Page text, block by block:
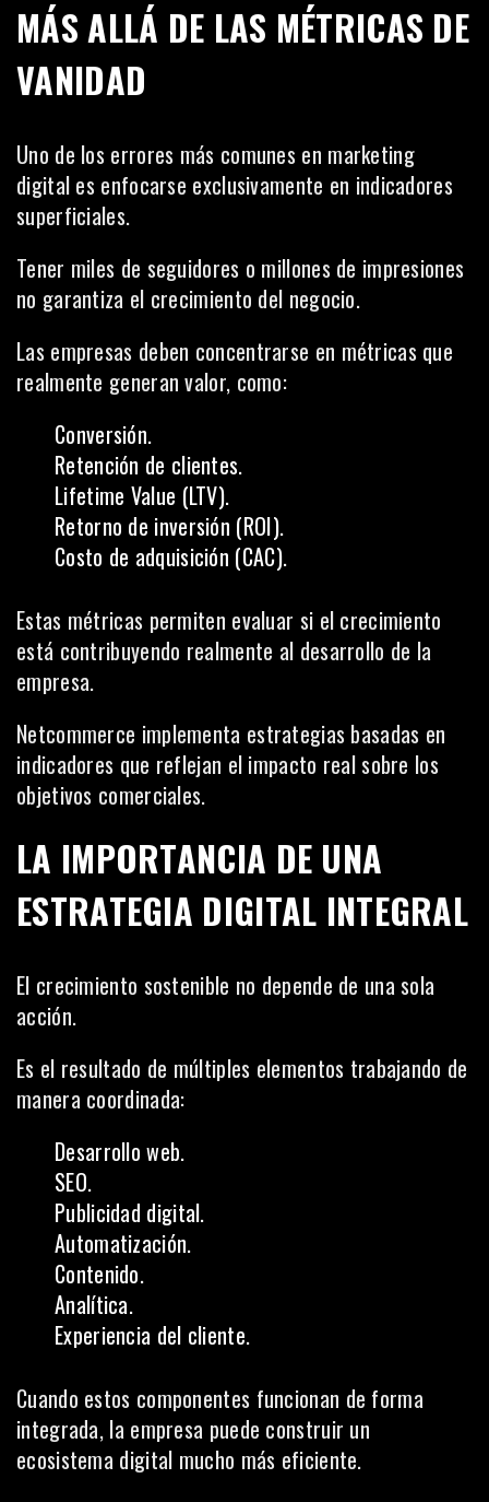
MÁS ALLÁ DE LAS MÉTRICAS DE
VANIDAD
Uno de los errores más comunes en marketing
digital es enfocarse exclusivamente en indicadores
superficiales.
Tener miles de seguidores o millones de impresiones
no garantiza el crecimiento del negocio.
Las empresas deben concentrarse en métricas que
realmente generan valor, como:
Conversión.
Retención de clientes.
Lifetime Value (LTV).
Retorno de inversión (ROI).
Costo de adquisición (CAC).
Estas métricas permiten evaluar si el crecimiento
está contribuyendo realmente al desarrollo de la
empresa.
Netcommerce implementa estrategias basadas en
indicadores que reflejan el impacto real sobre los
objetivos comerciales.
LA IMPORTANCIA DE UNA
ESTRATEGIA DIGITAL INTEGRAL
El crecimiento sostenible no depende de una sola
acción.
Es el resultado de múltiples elementos trabajando de
manera coordinada:
Desarrollo web.
SEO.
Publicidad digital.
Automatización.
Contenido.
Analítica.
Experiencia del cliente.
Cuando estos componentes funcionan de forma
integrada, la empresa puede construir un
ecosistema digital mucho más eficiente.